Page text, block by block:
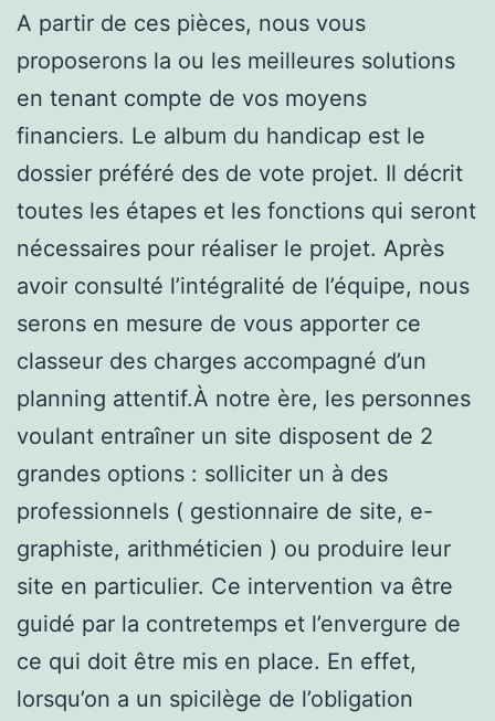
A partir de ces pièces, nous vous
proposerons la ou les meilleures solutions
en tenant compte de vos moyens
financiers. Le album du handicap est le
dossier préféré des de vote projet. Il décrit
toutes les étapes et les fonctions qui seront
nécessaires pour réaliser le projet. Après
avoir consulté l’intégralité de l’équipe, nous
serons en mesure de vous apporter ce
classeur des charges accompagné d’un
planning attentif.À notre ère, les personnes
voulant entraîner un site disposent de 2
grandes options : solliciter un à des
professionnels ( gestionnaire de site, e-
graphiste, arithméticien ) ou produire leur
site en particulier. Ce intervention va être
guidé par la contretemps et l’envergure de
ce qui doit être mis en place. En effet,
lorsqu’on a un spicilège de l’obligation